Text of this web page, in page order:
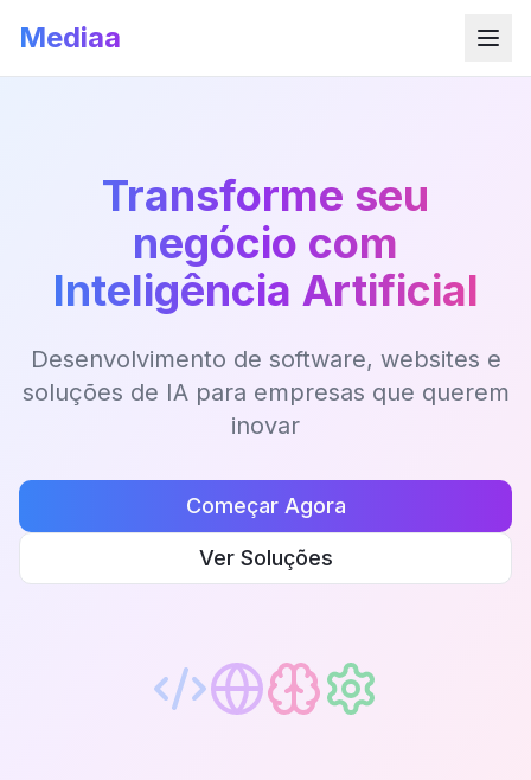
Mediaa
Transforme seu
negócio com
Inteligência Artificial
Desenvolvimento de software, websites e
soluções de IA para empresas que querem
inovar
Começar Agora
Ver Soluções